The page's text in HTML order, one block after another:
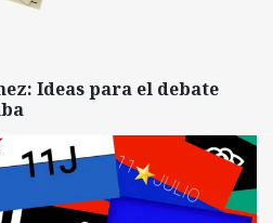
Ideas para el debate